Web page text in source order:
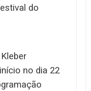
do
no dia 22